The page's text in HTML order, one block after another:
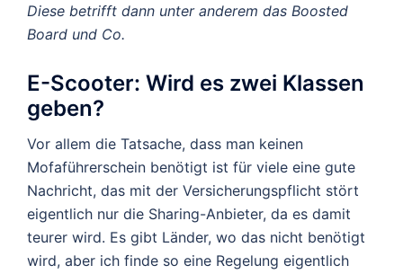
Diese betrifft dann unter anderem das Boosted
Board und Co.
E-Scooter: Wird es zwei Klassen
geben?
Vor allem die Tatsache, dass man keinen
Mofaführerschein benötigt ist für viele eine gute
Nachricht, das mit der Versicherungspflicht stört
eigentlich nur die Sharing-Anbieter, da es damit
teurer wird. Es gibt Länder, wo das nicht benötigt
wird, aber ich finde so eine Regelung eigentlich